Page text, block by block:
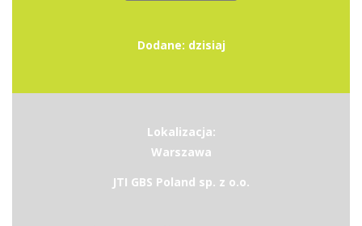
Dodane: dzisiaj
Lokalizacja:
Warszawa
JTI GBS Poland sp. z o.o.